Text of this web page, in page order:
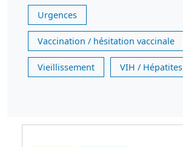
Urgences
Vaccination / hésitation vaccinale
Vieillissement VIH / Hépatites